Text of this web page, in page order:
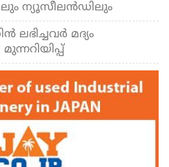
ന്യൂസീലന്‍ഡിലും
മദ്യം